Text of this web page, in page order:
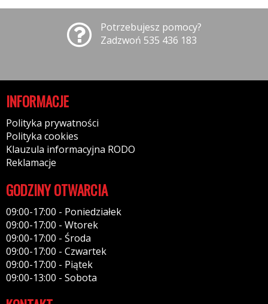
Potrzebujesz pomocy?
Zadzwoń 535 436 183
INFORMACJE
Polityka prywatności
Polityka cookies
Klauzula informacyjna RODO
Reklamacje
GODZINY OTWARCIA
09:00-17:00 - Poniedziałek
09:00-17:00 - Wtorek
09:00-17:00 - Środa
09:00-17:00 - Czwartek
09:00-17:00 - Piątek
09:00-13:00 - Sobota